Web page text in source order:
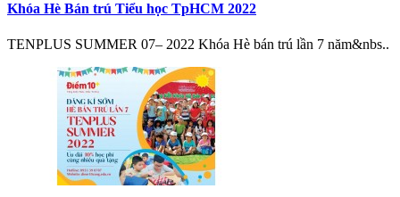
Khóa Hè Bán trú Tiểu học TpHCM 2022
TENPLUS SUMMER 07– 2022 Khóa Hè bán trú lần 7 năm&nbs..